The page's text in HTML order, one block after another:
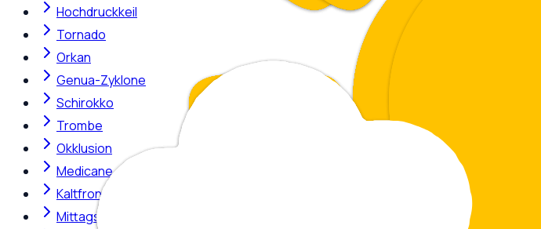
Hochdruckkeil
Tornado
Orkan
Genua-Zyklone
Schirokko
Trombe
Okklusion
Medicane
Kaltfront
Mittagshitze